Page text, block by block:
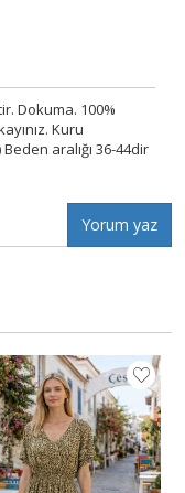
Dokuma. 100%
Kuru
aralığı 36-44dir
Yorum yaz